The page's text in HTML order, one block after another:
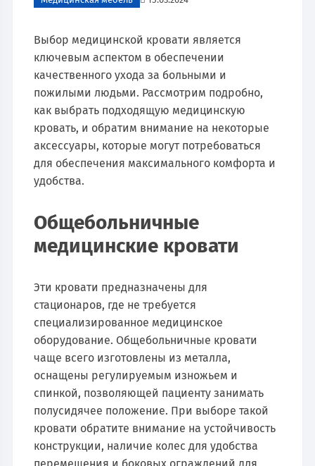
Выбор медицинской кровати является
ключевым аспектом в обеспечении
качественного ухода за больными и
пожилыми людьми. Рассмотрим подробно,
как выбрать подходящую медицинскую
кровать, и обратим внимание на некоторые
аксессуары, которые могут потребоваться
для обеспечения максимального комфорта и
удобства.
Общебольничные
медицинские кровати
Эти кровати предназначены для
стационаров, где не требуется
специализированное медицинское
оборудование. Общебольничные кровати
чаще всего изготовлены из металла,
оснащены регулируемым изножьем и
спинкой, позволяющей пациенту занимать
полусидячее положение. При выборе такой
кровати обратите внимание на устойчивость
конструкции, наличие колес для удобства
перемещения и боковых ограждений для